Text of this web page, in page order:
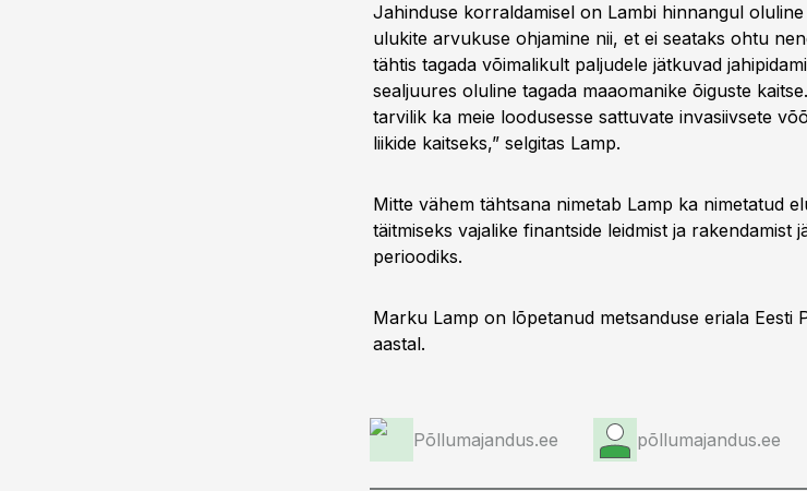
Jahinduse korraldamisel on Lambi hinnangul
ulukite arvukuse ohjamine nii, et ei seataks ohtu
tähtis tagada võimalikult paljudele jätkuvad
sealjuures oluline tagada maaomanike õiguste
tarvilik ka meie loodusesse sattuvate invasiivsete
liikide kaitseks,” selgitas Lamp.
Mitte vähem tähtsana nimetab Lamp ka nimetatud
täitmiseks vajalike finantside leidmist ja rakendamist
perioodiks.
Marku Lamp on lõpetanud metsanduse eriala Eesti
aastal.
Põllumajandus.ee põllumajandus.ee